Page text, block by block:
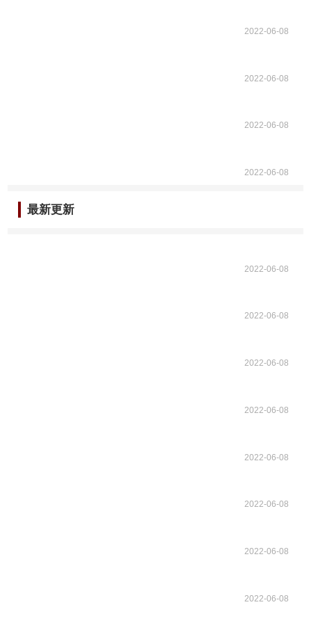
2022-06-08
2022-06-08
2022-06-08
2022-06-08
最新更新
2022-06-08
2022-06-08
2022-06-08
2022-06-08
2022-06-08
2022-06-08
2022-06-08
2022-06-08